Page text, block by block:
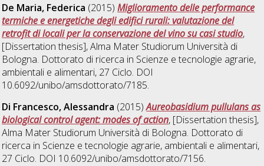
De Maria, Federica (2015)Miglioramento delle performance
termiche e energetiche degli edifici rurali: valutazione del
retrofit di locali per la conservazione del vino su casi studio,
[Dissertation thesis], Alma Mater Studiorum Università di
Bologna. Dottorato di ricerca in Scienze e tecnologie agrarie,
ambientali e alimentari, 27 Ciclo. DOI
10.6092/unibo/amsdottorato/7185.
Di Francesco, Alessandra (2015)Aureobasidium pullulans as
biological control agent: modes of action, [Dissertation thesis],
Alma Mater Studiorum Università di Bologna. Dottorato di
ricerca in Scienze e tecnologie agrarie, ambientali e alimentari,
27 Ciclo. DOI 10.6092/unibo/amsdottorato/7156.